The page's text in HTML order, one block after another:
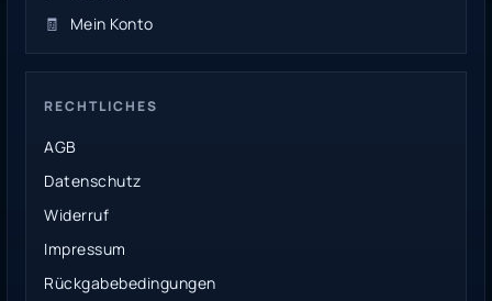
🧾
Mein Konto
RECHTLICHES
AGB
Datenschutz
Widerruf
Impressum
Rückgabebedingungen